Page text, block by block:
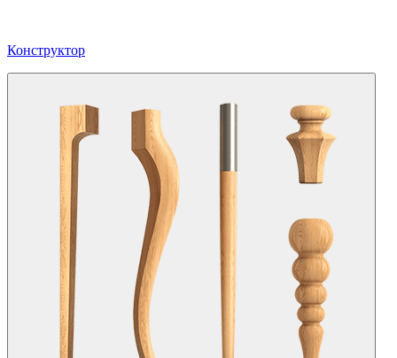
Конструктор